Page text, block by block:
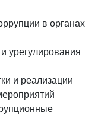
в органах
урегулирования
и реализации